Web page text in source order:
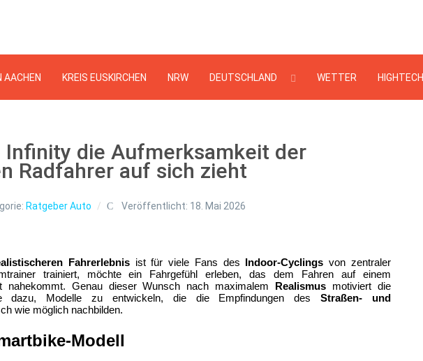
AACHEN KREIS EUSKIRCHEN NRW DEUTSCHLAND WETTER HIGHTECH
Infinity die Aufmerksamkeit der
Radfahrer auf sich zieht
Ratgeber Auto Veröffentlicht: 18. Mai 2026
Fahrerlebnis ist für viele Fans des Indoor-Cyclings von zentraler
trainiert, möchte ein Fahrgefühl erleben, das dem Fahren auf einem
nahekommt. Genau dieser Wunsch nach maximalem
Realismus motiviert die
dazu, Modelle zu entwickeln, die die Empfindungen des Straßen- und
wie möglich nachbilden.
Modell